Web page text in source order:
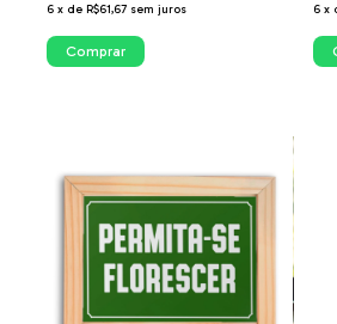
6 x de R$61,67 sem juros
Comprar
6 x